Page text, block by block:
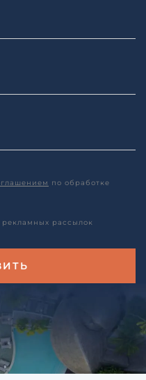
по обработке
рассылок